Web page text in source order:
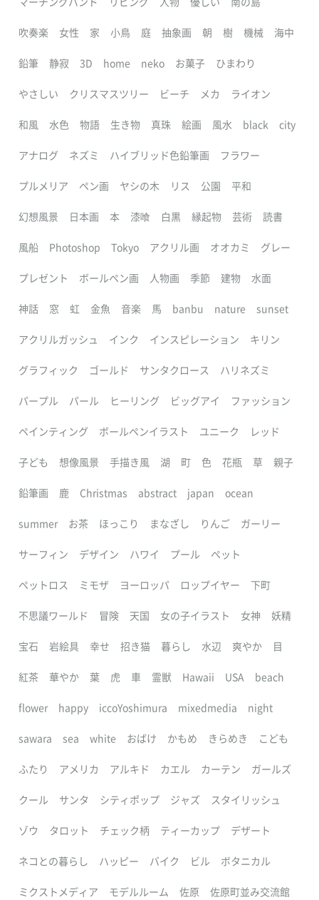
吹奏楽 女性 家 小鳥 庭 抽象画 朝 樹 機械 海中
鉛筆 静寂 3D home neko お菓子 ひまわり
やさしい クリスマスツリー ビーチ メカ ライオン
和風 水色 物語 生き物 真珠 絵画 風水 black city
アナログ ネズミ ハイブリッド色鉛筆画 フラワー
プルメリア ペン画 ヤシの木 リス 公園 平和
幻想風景 日本画 本 漆喰 白黒 縁起物 芸術 読書
風船 Photoshop Tokyo アクリル画 オオカミ グレー
プレゼント ボールペン画 人物画 季節 建物 水面
神話 窓 虹 金魚 音楽 馬 banbu nature sunset
アクリルガッシュ インク インスピレーション キリン
グラフィック ゴールド サンタクロース ハリネズミ
パープル パール ヒーリング ビッグアイ ファッション
ペインティング ボールペンイラスト ユニーク レッド
子ども 想像風景 手描き風 湖 町 色 花瓶 草 親子
鉛筆画 鹿 Christmas abstract japan ocean
summer お茶 ほっこり まなざし りんご ガーリー
サーフィン デザイン ハワイ プール ペット
ペットロス ミモザ ヨーロッパ ロップイヤー 下町
不思議ワールド 冒険 天国 女の子イラスト 女神 妖精
宝石 岩絵具 幸せ 招き猫 暮らし 水辺 爽やか 目
紅茶 華やか 葉 虎 車 霊獣 Hawaii USA beach
flower happy iccoYoshimura mixedmedia night
sawara sea white おばけ かもめ きらめき こども
ふたり アメリカ アルキド カエル カーテン ガールズ
クール サンタ シティポップ ジャズ スタイリッシュ
ゾウ タロット チェック柄 ティーカップ デザート
ネコとの暮らし ハッピー バイク ビル ボタニカル
ミクストメディア モデルルーム 佐原 佐原町並み交流館